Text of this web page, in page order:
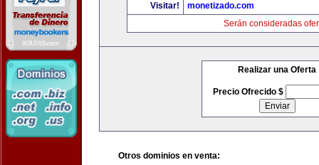
Visitar!
monetizado.com
Serán consideradas
Realizar una Oferta
Precio Ofrecido $
Otros dominios en venta: